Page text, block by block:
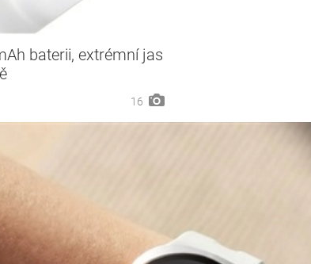
baterii, extrémní jas
16